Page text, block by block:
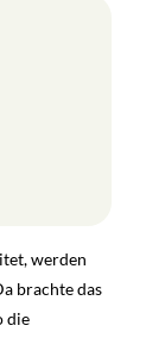
werden
brachte das
die